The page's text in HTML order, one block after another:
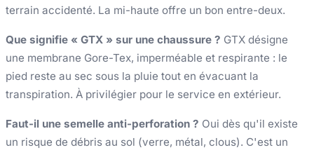
terrain accidenté. La mi-haute offre un bon entre-deux.
Que signifie « GTX » sur une chaussure ? GTX désigne
une membrane Gore-Tex, imperméable et respirante : le
pied reste au sec sous la pluie tout en évacuant la
transpiration. À privilégier pour le service en extérieur.
Faut-il une semelle anti-perforation ? Oui dès qu'il existe
un risque de débris au sol (verre, métal, clous). C'est un